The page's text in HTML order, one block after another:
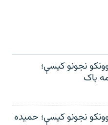
نجونو کیسې؛
باک
نجونو کیسې؛ حمیده